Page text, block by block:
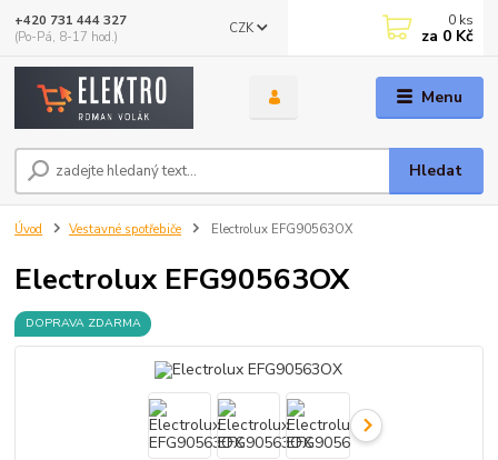
Menu
CZK
Hledat
+420 731 444 327
(Po-Pá, 8-17 hod.)
0 ks
za 0 Kč
Úvod Vestavné spotřebiče Electrolux EFG90563OX
Electrolux EFG90563OX
DOPRAVA ZDARMA